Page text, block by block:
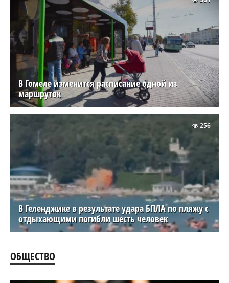
В Гомеле изменится расписание одной из
маршруток
В Геленджике в результате удара БПЛА по пляжу с
отдыхающими погибли шесть человек
256
ОБЩЕСТВО